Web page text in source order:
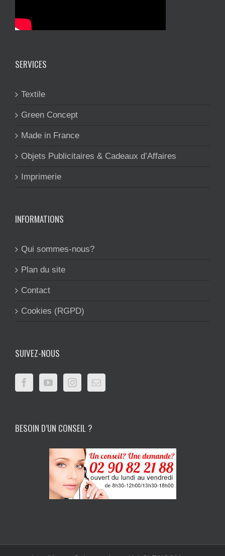
SERVICES
Textile
Green Concept
Made in France
Objets Publicitaires & Cadeaux d’Affaires
Imprimerie
INFORMATIONS
Qui sommes-nous?
Plan du site
Contact
Cookies (RGPD)
SUIVEZ-NOUS
BESOIN D’UN CONSEIL ?